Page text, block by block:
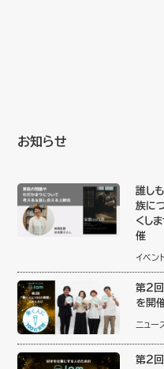
お知らせ
誰し
族に
くし
催
イベン
第2回
を開
ニュー
第2回